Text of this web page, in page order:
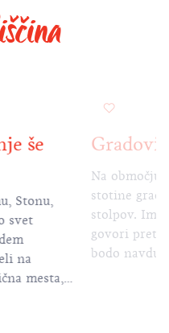
še
Stonu,
svet
na
mesta,
Gradovi
Na območju
stotine
stolpov.
govori
bodo